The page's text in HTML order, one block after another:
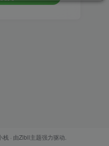
栈 · 由Zibll主题强力驱动.